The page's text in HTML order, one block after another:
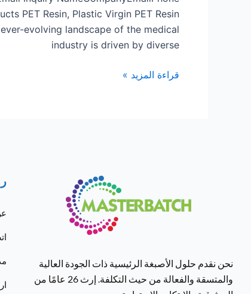
PET Resin, Plastic Virgin PET Resin
evolving landscape of the medical
industry is driven by diverse
قراءة المزيد »
نحن نقدم حلول الأصبغة الرئيسية ذات الجودة العالية
والمتسقة والفعالة من حيث التكلفة. إرث 26 عامًا من